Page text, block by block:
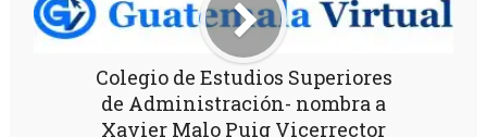
Colegio de Estudios Superiores
de Administración- nombra a
Xavier Malo Puig Vicerrector